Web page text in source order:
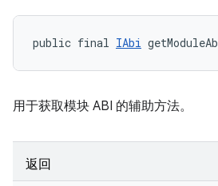
public final IAbi
用于获取模块 ABI 的辅助方法。
返回